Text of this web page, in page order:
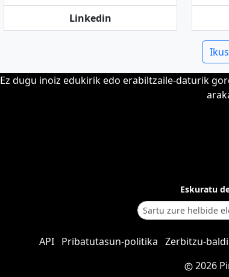
Linkedin
Ez dugu inoiz edukirik edo erabiltzaile-daturik
Eskuratu
API Pribatutasun-politika Zerbitzu-
2026